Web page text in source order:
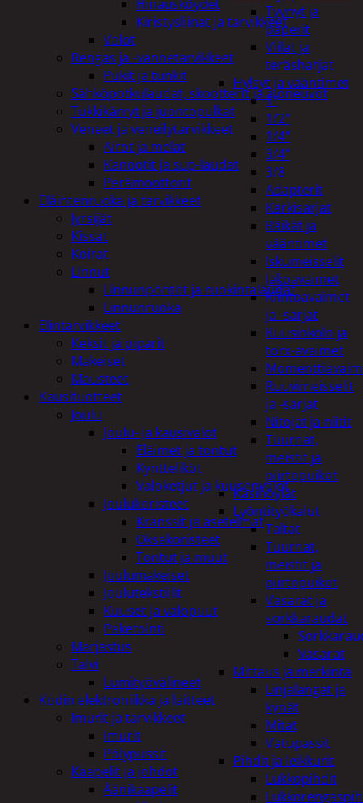
Tyynyt ja
paperit
Viilat ja
teräsharjat
Hylsyt ja vääntimet
1"
1/2"
1/4"
3/4"
3/8
Adapterit
Kärkisarjat
Räikät ja
vääntimet
Iskumeisselit
Jakoavaimet
Kiintoavaimet
ja -sarjat
Kuusiokolo ja
torx-avaimet
Ruuvimeisselit
ja -sarjat
Nitojat ja niitit
Tuurnat,
meistit ja
piirtopuikot
Käsihöylät
Lyöntityökalut
Taltat
Tuurnat,
meistit ja
piirtopuikot
Vasarat ja
sorkkaraudat
Vasarat
Mittaus ja merkintä
Linjalangat ja
kynät
Mitat
Vatupassit
Pihdit ja leikkurit
Lukkopihdit
Hinausköydet
Kiristysliinat ja tarvikkeet
Valot
Rengas ja -vannetarvikkeet
Pukit ja tunkit
Sähköpotkulaudat, skootterit ja ajoneuvot
Tukkikärryt ja juontopulkat
Veneet ja veneilytarvikkeet
Airot ja melat
Kanootit ja sup-laudat
Perämoottorit
Eläintenruoka ja tarvikkeet
Jyrsijät
Kissat
Koirat
Linnut
Linnunpöntöt ja ruokintalaudat
Linnunruoka
Elintarvikkeet
Keksit ja piparit
Makeiset
Mausteet
Kausituotteet
Joulu
Joulu- ja kausivalot
Eläimet ja tontut
Kyntteliköt
Valoketjut ja kuusenvalot
Joulukoristeet
Kranssit ja asetelmat
Oksakoristeet
Tontut ja muut
Joulumakeiset
Joulutekstiilit
Kuuset ja valopuut
Paketointi
Marjastus
Talvi
Lumityövälineet
Kodin elektroniikka ja laitteet
Imurit ja tarvikkeet
Imurit
Pölypussit
Kaapelit ja johdot
Äänikaapelit